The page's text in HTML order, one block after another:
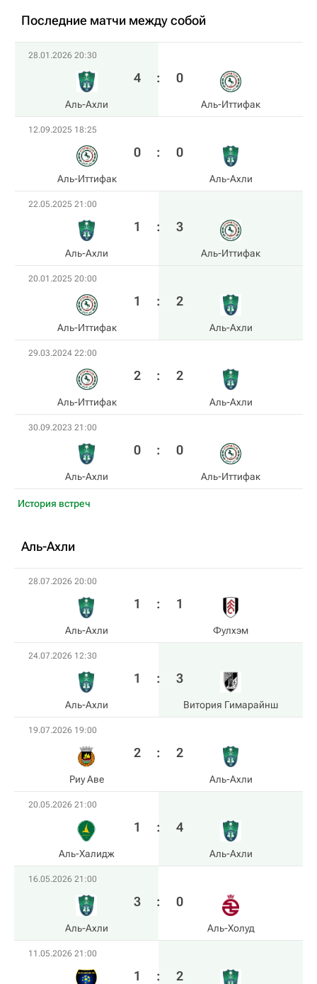
Последние матчи между собой
28.01.2026 20:30
Аль-Ахли
4 : 0
Аль-Иттифак
12.09.2025 18:25
Аль-Иттифак
0 : 0
Аль-Ахли
22.05.2025 21:00
Аль-Ахли
1 : 3
Аль-Иттифак
20.01.2025 20:00
Аль-Иттифак
1 : 2
Аль-Ахли
29.03.2024 22:00
Аль-Иттифак
2 : 2
Аль-Ахли
30.09.2023 21:00
Аль-Ахли
0 : 0
Аль-Иттифак
История встреч
Аль-Ахли
28.07.2026 20:00
Аль-Ахли
1 : 1
Фулхэм
24.07.2026 12:30
Аль-Ахли
1 : 3
Витория Гимарайнш
19.07.2026 19:00
Риу Аве
2 : 2
Аль-Ахли
20.05.2026 21:00
Аль-Халидж
1 : 4
Аль-Ахли
16.05.2026 21:00
Аль-Ахли
3 : 0
Аль-Холуд
11.05.2026 21:00
1 : 2